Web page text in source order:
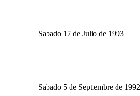
Sabado 17 de Julio de 1993
Sabado 5 de Septiembre de 1992